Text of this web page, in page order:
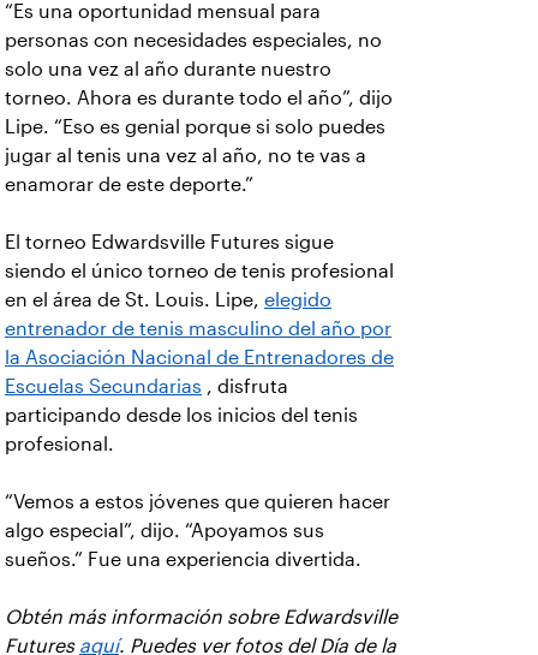
“Es una oportunidad mensual para
personas con necesidades especiales, no
solo una vez al año durante nuestro
torneo. Ahora es durante todo el año”, dijo
Lipe. “Eso es genial porque si solo puedes
jugar al tenis una vez al año, no te vas a
enamorar de este deporte.”
El torneo Edwardsville Futures sigue
siendo el único torneo de tenis profesional
en el área de St. Louis. Lipe, elegido
entrenador de tenis masculino del año por
la Asociación Nacional de Entrenadores de
Escuelas Secundarias , disfruta
participando desde los inicios del tenis
profesional.
“Vemos a estos jóvenes que quieren hacer
algo especial”, dijo. “Apoyamos sus
sueños.” Fue una experiencia divertida.
Obtén más información sobre Edwardsville
Futures aquí. Puedes ver fotos del Día de la